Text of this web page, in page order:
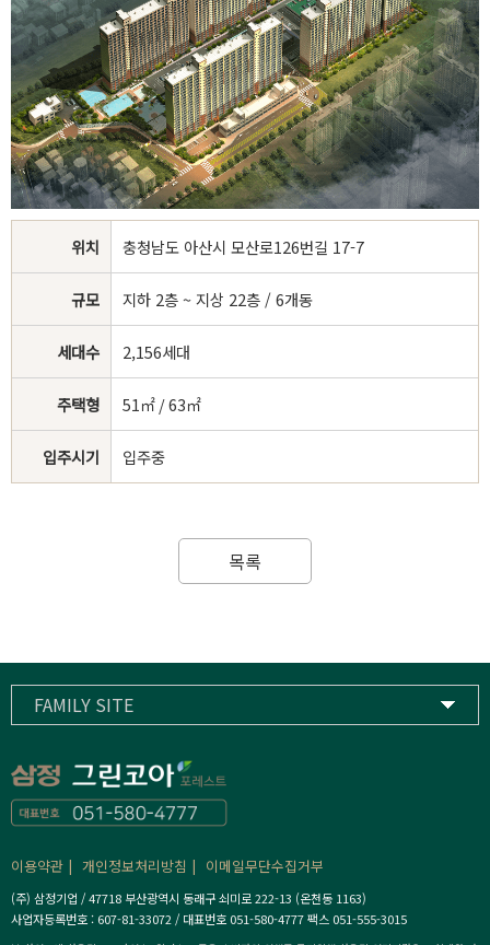
위치 충청남도 아산시 모산로126번길 17-7
규모 지하 2층 ~ 지상 22층 / 6개동
세대수 2,156세대
주택형 51㎡ / 63㎡
입주시기 입주중
목록
FAMILY SITE
하이스트컨트리클럽
삼정고등학교
이용약관 개인정보처리방침 이메일무단수집거부
(주) 삼정기업 / 47718 부산광역시 동래구 쇠미로 222-13 (온천동 1163)
사업자등록번호 : 607-81-33072 / 대표번호 051-580-4777 팩스 051-555-3015